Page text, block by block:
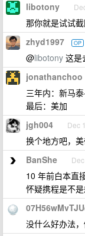
libotony
那你就是试试
zhyd1997 OP
@libotony 这是
jonathanchoo
三年内：新马
最后：美加
jgh004 Dec
换个地方吧，美
BanShe
10 年前白本直
怀疑携程是不
没什么好办法